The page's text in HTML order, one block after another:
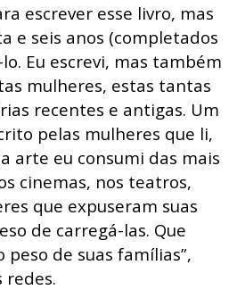
escrever esse livro, mas
e seis anos (completados
Eu escrevi, mas também
mulheres, estas tantas
recentes e antigas. Um
pelas mulheres que li,
arte eu consumi das mais
cinemas, nos teatros,
que expuseram suas
de carregá-las. Que
de suas famílias”,
redes.